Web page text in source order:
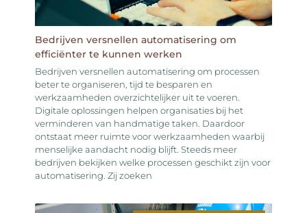
Bedrijven versnellen automatisering om
efficiënter te kunnen werken
Bedrijven versnellen automatisering om processen
beter te organiseren, tijd te besparen en
werkzaamheden overzichtelijker uit te voeren.
Digitale oplossingen helpen organisaties bij het
verminderen van handmatige taken. Daardoor
ontstaat meer ruimte voor werkzaamheden waarbij
menselijke aandacht nodig blijft. Steeds meer
bedrijven bekijken welke processen geschikt zijn voor
automatisering. Zij zoeken